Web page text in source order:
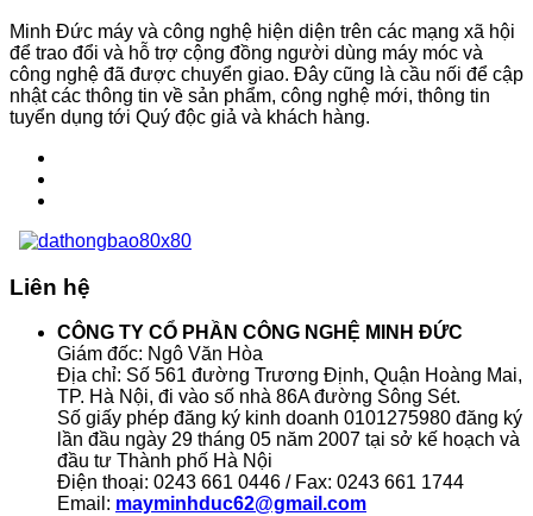
Minh Đức máy và công nghệ hiện diện trên các mạng xã hội
để trao đổi và hỗ trợ cộng đồng người dùng máy móc và
công nghệ đã được chuyển giao. Đây cũng là cầu nối để cập
nhật các thông tin về sản phẩm, công nghệ mới, thông tin
tuyển dụng tới Quý độc giả và khách hàng.
Liên hệ
CÔNG TY CỔ PHẦN CÔNG NGHỆ MINH ĐỨC
Giám đốc: Ngô Văn Hòa
Địa chỉ: Số 561 đường Trương Định, Quận Hoàng Mai,
TP. Hà Nội, đi vào số nhà 86A đường Sông Sét.
Số giấy phép đăng ký kinh doanh 0101275980 đăng ký
lần đầu ngày 29 tháng 05 năm 2007 tại sở kế hoạch và
đầu tư Thành phố Hà Nội
Điện thoại: 0243 661 0446 / Fax: 0243 661 1744
Email: mayminhduc62@gmail.com